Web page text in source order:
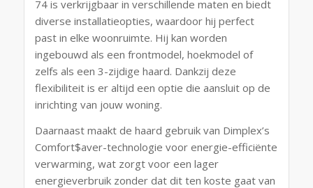
74 is verkrijgbaar in verschillende maten en biedt
diverse installatieopties, waardoor hij perfect
past in elke woonruimte. Hij kan worden
ingebouwd als een frontmodel, hoekmodel of
zelfs als een 3-zijdige haard. Dankzij deze
flexibiliteit is er altijd een optie die aansluit op de
inrichting van jouw woning.
Daarnaast maakt de haard gebruik van Dimplex’s
Comfort$aver-technologie voor energie-efficiënte
verwarming, wat zorgt voor een lager
energieverbruik zonder dat dit ten koste gaat van